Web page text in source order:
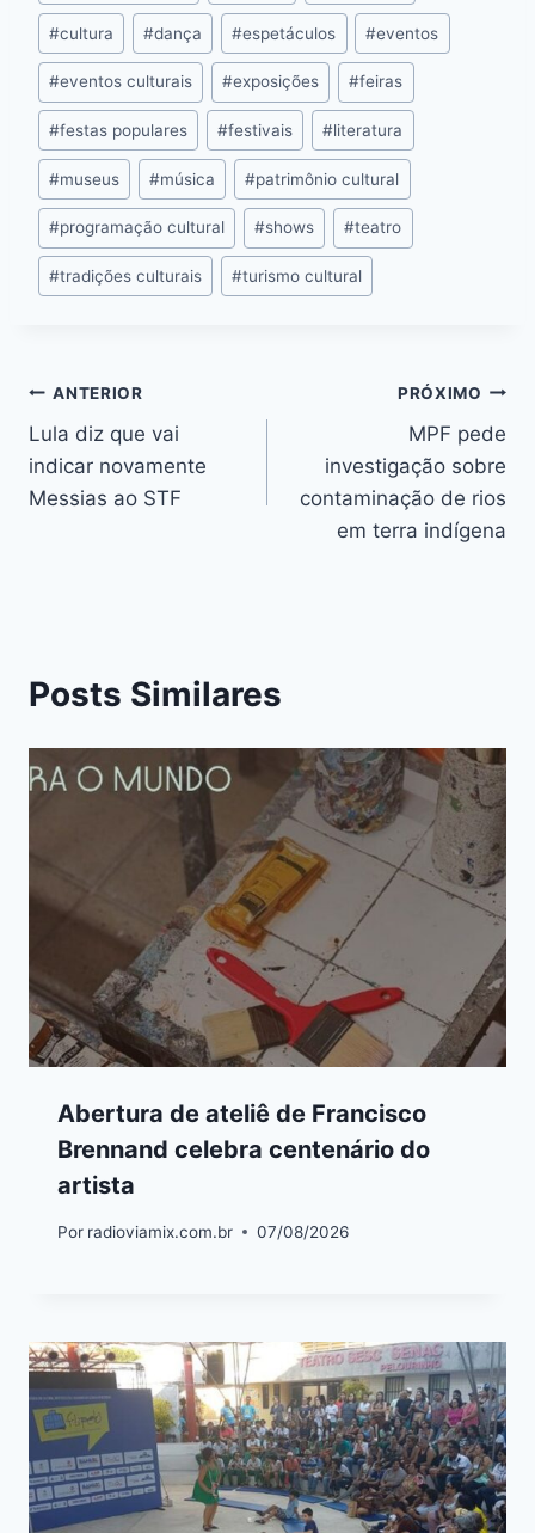
o
k
g
er
p
n
k
#cultura #dança #espetáculos #eventos
#eventos culturais #exposições #feiras
#festas populares #festivais #literatura
#museus #música #patrimônio cultural
#programação cultural #shows #teatro
#tradições culturais #turismo cultural
ANTERIOR
Lula diz que vai
indicar novamente
Messias ao STF
PRÓXIMO
MPF pede
investigação sobre
contaminação de rios
em terra indígena
Posts Similares
Abertura de ateliê de Francisco
Brennand celebra centenário do
artista
Por radioviamix.com.br 07/08/2026